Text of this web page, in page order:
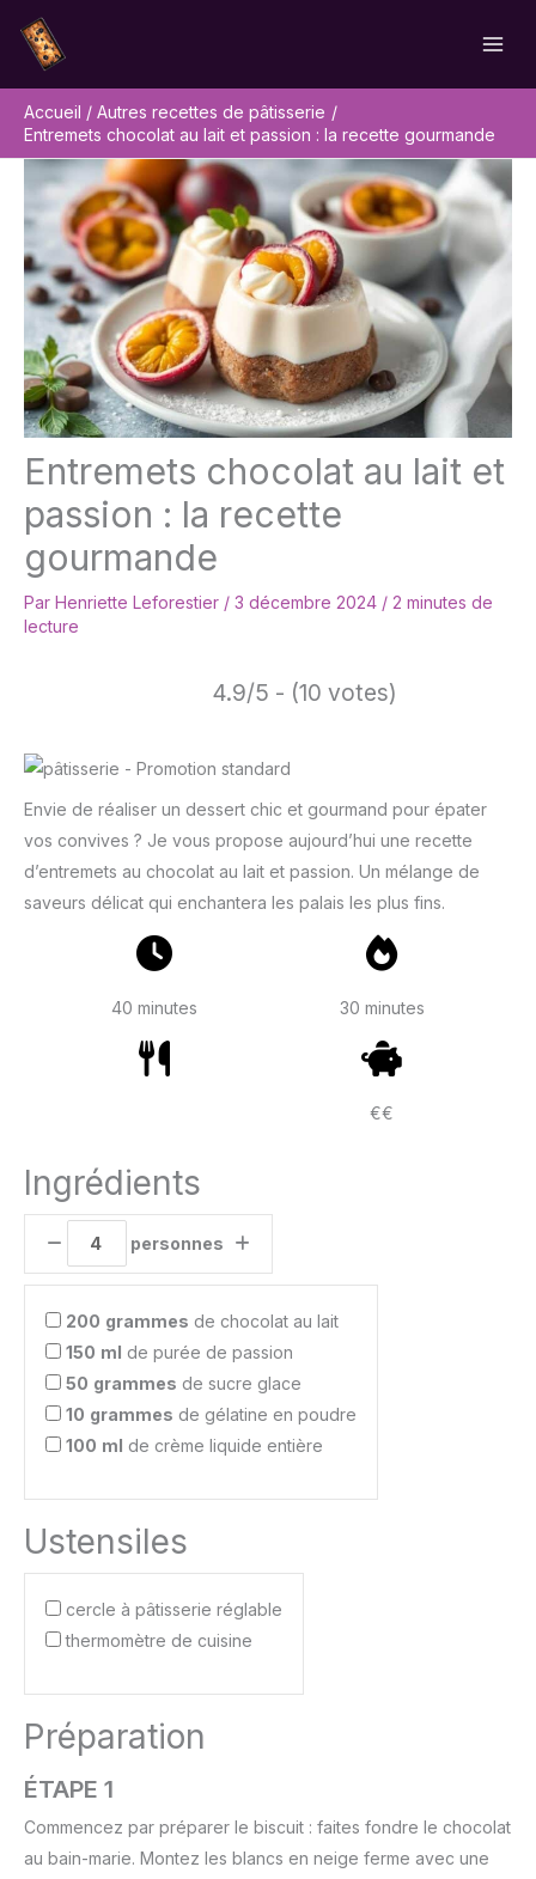
contenu
Accueil
Autres recettes de pâtisserie
Entremets chocolat au lait et passion : la recette gourmande
Entremets chocolat au lait et
passion : la recette
gourmande
Par Henriette Leforestier / 3 décembre 2024 / 2 minutes de
lecture
4.9/5 - (10 votes)
Envie de réaliser un dessert chic et gourmand pour épater
vos convives ? Je vous propose aujourd’hui une recette
d’entremets au chocolat au lait et passion. Un mélange de
saveurs délicat qui enchantera les palais les plus fins.
40 minutes 30 minutes
€€
Ingrédients
personnes
200 grammes de chocolat au lait
150 ml de purée de passion
50 grammes de sucre glace
10 grammes de gélatine en poudre
100 ml de crème liquide entière
Ustensiles
cercle à pâtisserie réglable
thermomètre de cuisine
Préparation
ÉTAPE 1
Commencez par préparer le biscuit : faites fondre le chocolat
au bain-marie. Montez les blancs en neige ferme avec une
Rechercher